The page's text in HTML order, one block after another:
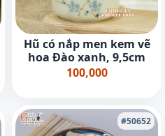
Hũ có nắp men kem vẽ
hoa Đào xanh, 9,5cm
100,000
#50652